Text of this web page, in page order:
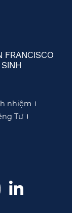
FRANCISCO
nhiệm​​
Tư​​